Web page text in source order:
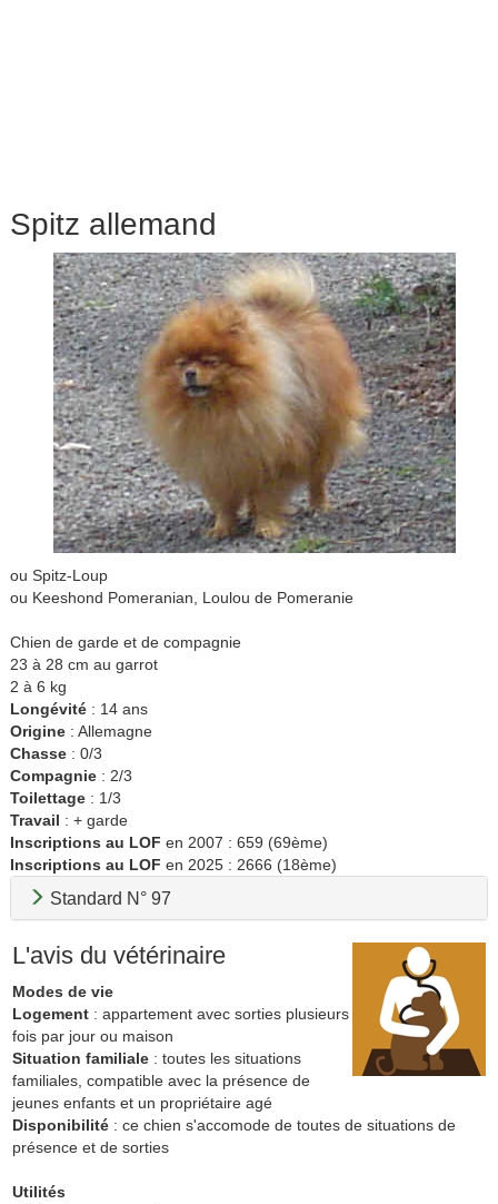
Spitz allemand
ou Spitz-Loup
ou Keeshond Pomeranian, Loulou de Pomeranie
Chien de garde et de compagnie
23 à 28 cm au garrot
2 à 6 kg
Longévité: 14 ans
Origine: Allemagne
Chasse: 0/3
Compagnie: 2/3
Toilettage: 1/3
Travail : + garde
Inscriptions au LOF en 2007 : 659 (69ème)
Inscriptions au LOF en 2025 : 2666 (18ème)
Standard N° 97
L'avis du vétérinaire
Modes de vie
Logement: appartement avec sorties plusieurs
fois par jour ou maison
Situation familiale: toutes les situations
familiales, compatible avec la présence de
jeunes enfants et un propriétaire agé
Disponibilité: ce chien s'accomode de toutes de situations de
présence et de sorties
Utilités